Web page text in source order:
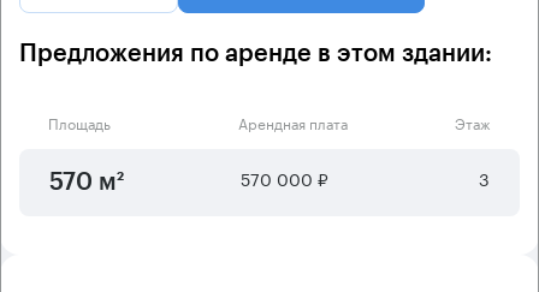
Предложения по аренде в этом здании:
Площадь Арендная плата Этаж
570 м² 570 000 ₽ 3